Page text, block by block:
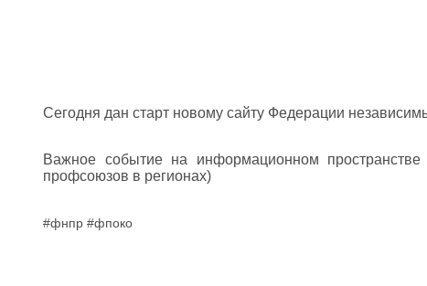
Сегодня дан старт новому сайту Федерации
Важное событие на информационном
профсоюзов в регионах)
#фнпр #фпоко